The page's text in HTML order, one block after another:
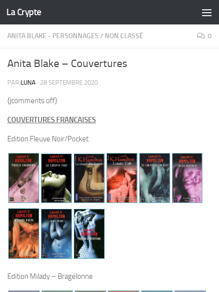
Skip to content
La Crypte
ANITA BLAKE - PERSONNAGES / NON CLASSÉ 0
Anita Blake – Couvertures
PAR LUNA · 28 SEPTEMBRE 2020
{jcomments off}
COUVERTURES FRANCAISES
Edition Fleuve Noir/Pocket
Edition Milady – Bragelonne